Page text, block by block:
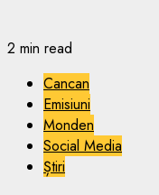
2 min read
Cancan
Emisiuni
Monden
Social Media
Știri